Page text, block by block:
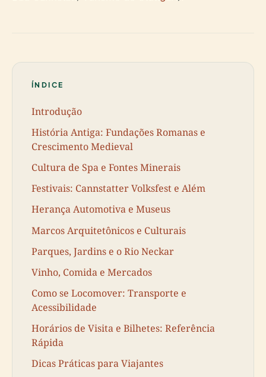
ÍNDICE
Introdução
História Antiga: Fundações Romanas e
Crescimento Medieval
Cultura de Spa e Fontes Minerais
Festivais: Cannstatter Volksfest e Além
Herança Automotiva e Museus
Marcos Arquitetônicos e Culturais
Parques, Jardins e o Rio Neckar
Vinho, Comida e Mercados
Como se Locomover: Transporte e
Acessibilidade
Horários de Visita e Bilhetes: Referência
Rápida
Dicas Práticas para Viajantes